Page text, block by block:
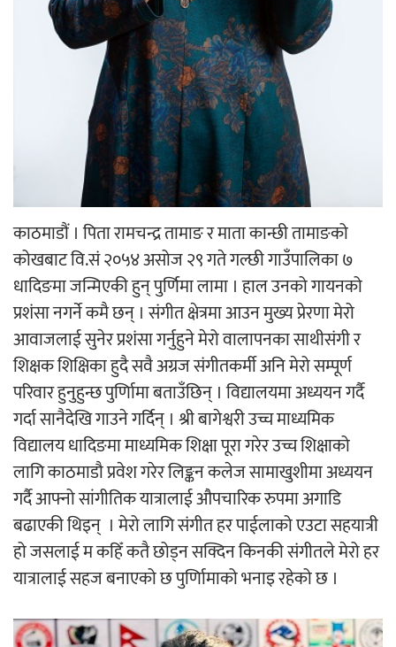
‘दुर्गा’ निर्माण गर्दै सम्राट
चलचित्र ‘माया भनेकै यस्तो होला’को शीर्ष गीत
सार्वजनिक
काठमाडौं युथ कन्क्लेभ २०२६ भव्यताका साथ
सम्पन्न
गीति एल्बम ‘जागृति’ लोकार्पण
काठमाडौं । पिता रामचन्द्र तामाङ र माता कान्छी तामाङको
कोखबाट वि.सं २०५४ असोज २९ गते गल्छी गाउँपालिका ७
धादिङमा जन्मिएकी हुन् पुर्णिमा लामा । हाल उनको गायनको
प्रशंसा नगर्ने कमै छन् । संगीत क्षेत्रमा आउन मुख्य प्रेरणा मेरो
आवाजलाई सुनेर प्रशंसा गर्नुहुने मेरो वालापनका साथीसंगी र
शिक्षक शिक्षिका हुदै सवै अग्रज संगीतकर्मी अनि मेरो सम्पूर्ण
परिवार हुनुहुन्छ पुर्णिामा बताउँछिन् । विद्यालयमा अध्ययन गर्दै
गर्दा सानैदेखि गाउने गर्दिन् । श्री बागेश्वरी उच्च माध्यमिक
विद्यालय धादिङमा माध्यमिक शिक्षा पूरा गरेर उच्च शिक्षाको
लागि काठमाडौ प्रवेश गरेर लिङ्कन कलेज सामाखुशीमा अध्ययन
गर्दै आफ्नो सांगीतिक यात्रालाई औपचारिक रुपमा अगाडि
बढाएकी थिइन् । मेरो लागि संगीत हर पाईलाको एउटा सहयात्री
हो जसलाई म कहिँ कतै छोड्न सक्दिन किनकी संगीतले मेरो हर
यात्रालाई सहज बनाएको छ पुर्णिामाको भनाइ रहेको छ ।